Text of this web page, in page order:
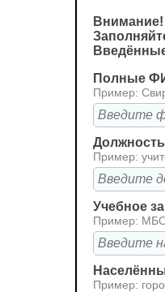
Внимание!
Полные
Пример:
Пример:
Учебное
Пример:
Пример: